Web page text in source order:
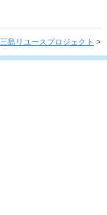
三島リユースプロジェクト >